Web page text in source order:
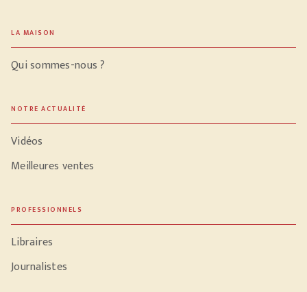
LA MAISON
Qui sommes-nous ?
NOTRE ACTUALITÉ
Vidéos
Meilleures ventes
PROFESSIONNELS
Libraires
Journalistes